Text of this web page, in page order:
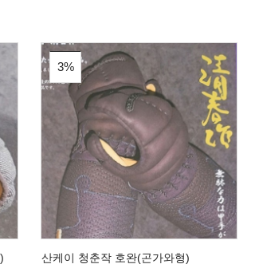
3%
산케이 청춘작 호완(곤가와형)